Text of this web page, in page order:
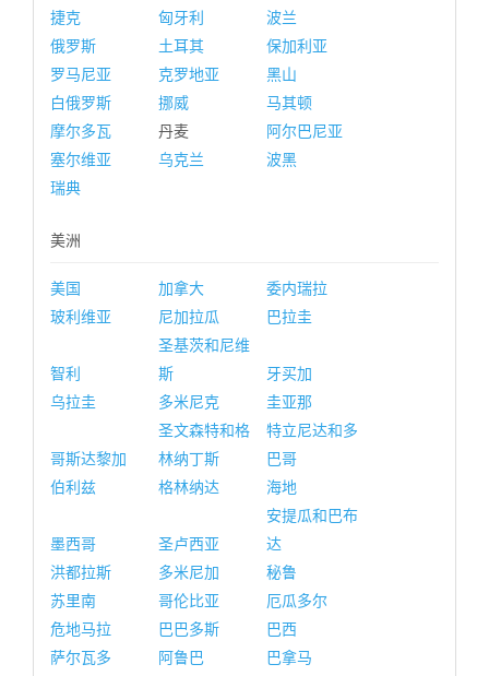
捷克
匈牙利
波兰
俄罗斯
土耳其
保加利亚
罗马尼亚
克罗地亚
黑山
白俄罗斯
挪威
马其顿
摩尔多瓦
丹麦
阿尔巴尼亚
塞尔维亚
乌克兰
波黑
瑞典
美洲
美国 加拿大
委内瑞拉
玻利维亚
尼加拉瓜 巴拉圭
智利
圣基茨和尼维
斯
牙买加
乌拉圭
多米尼克 圭亚那
哥斯达黎加
圣文森特和格
林纳丁斯
特立尼达和多
巴哥
伯利兹
格林纳达 海地
墨西哥 圣卢西亚
安提瓜和巴布
达
洪都拉斯
多米尼加
秘鲁
苏里南
哥伦比亚
厄瓜多尔
危地马拉
巴巴多斯
巴西
萨尔瓦多
阿鲁巴
巴拿马